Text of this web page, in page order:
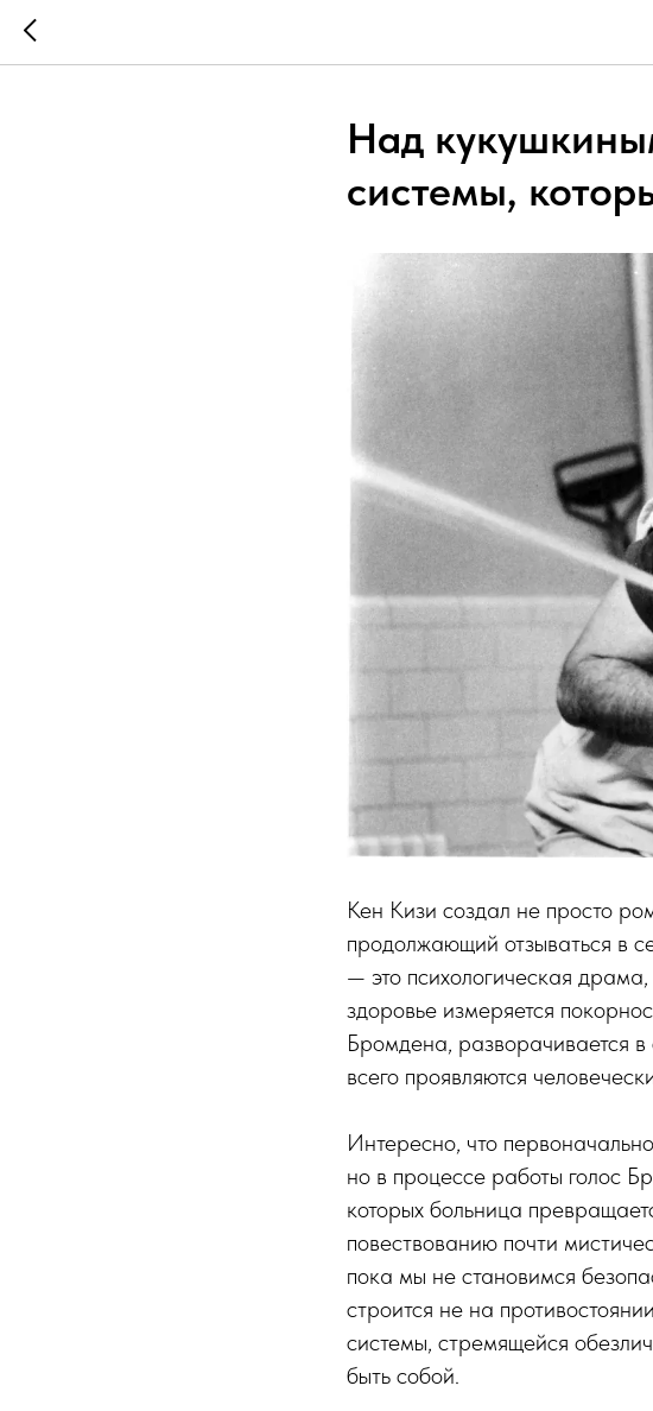
Над
системы,
Кен Кизи создал не просто
продолжающий отзываться в
— это психологическая
здоровье измеряется
Бромдена, разворачивается
всего проявляются
Интересно, что
но в процессе работы голос
которых больница
повествованию почти
пока мы не становимся
строится не на
системы, стремящейся
быть собой.